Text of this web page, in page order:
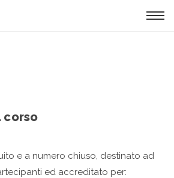
e a numero chiuso, destinato ad
ed accreditato per: